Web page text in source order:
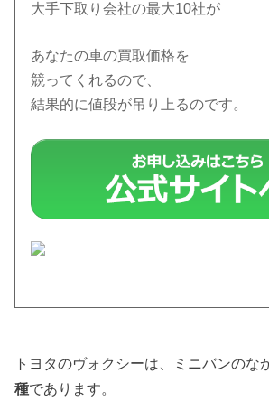
大手下取り会社の最大10社が
あなたの車の買取価格を
競ってくれるので、
結果的に値段が吊り上るのです。
トヨタのヴォクシーは、ミニバンのな
種であります。